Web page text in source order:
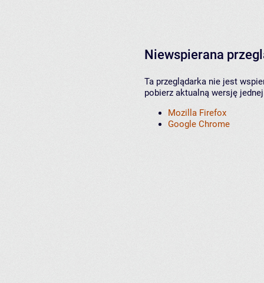
Niewspierana
Ta przeglądarka nie jest
pobierz aktualną wersję
Mozilla Firefox
Google Chrome